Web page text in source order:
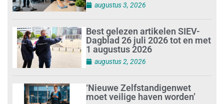
augustus 3, 2026
Best gelezen artikelen SIEV-
Dagblad 26 juli 2026 tot en met
1 augustus 2026
augustus 2, 2026
‘Nieuwe Zelfstandigenwet
moet veilige haven worden’